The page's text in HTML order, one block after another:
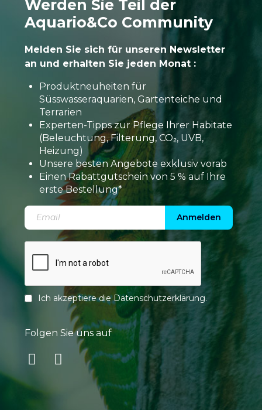
Werden Sie Teil der
Aquario&Co Community
Melden Sie sich für unseren Newsletter
an und erhalten Sie jeden Monat :
Produktneuheiten für
Süsswasseraquarien, Gartenteiche und
Terrarien
Experten-Tipps zur Pflege Ihrer Habitate
(Beleuchtung, Filterung, CO₂, UVB,
Heizung)
Unsere besten Angebote exklusiv vorab
Einen Rabattgutschein von 5 % auf Ihre
erste Bestellung*
Anmelden
Ich akzeptiere dieDatenschutzerklärung.
Folgen Sie uns auf